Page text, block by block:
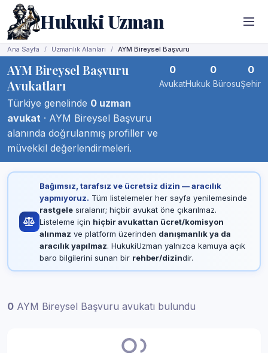
Hukuki Uzman
Ana Sayfa Uzmanlık Alanları AYM Bireysel Başvuru
AYM Bireysel Başvuru
Avukatları
Türkiye genelinde 0 uzman
avukat · AYM Bireysel Başvuru
alanında doğrulanmış profiller ve
müvekkil değerlendirmeleri.
0
Avukat
0
Hukuk Bürosu
0
Şehir
Bağımsız, tarafsız ve ücretsiz dizin — aracılık
yapmıyoruz. Tüm listelemeler her sayfa yenilemesinde
rastgelesıralanır; hiçbir avukat öne çıkarılmaz.
Listeleme için hiçbir avukattan ücret/komisyon
alınmaz ve platform üzerinden danışmanlık ya da
aracılık yapılmaz. HukukiUzman yalnızca kamuya açık
baro bilgilerini sunan bir rehber/dizindir.
0 AYM Bireysel Başvuru avukatı bulundu